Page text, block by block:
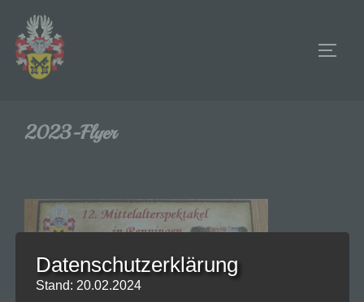
Inhalt
springen
2023-Flyer
Datenschutzerklärung
Stand: 20.02.2024